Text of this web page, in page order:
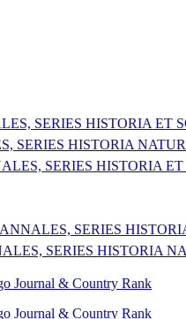
SERIES HISTORIA ET
SERIES HISTORIA
SERIES HISTORIA ET
ANNALES, SERIES
SERIES HISTORIA